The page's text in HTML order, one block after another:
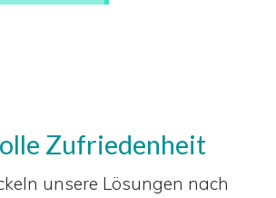
Zufriedenheit
unsere Lösungen nach